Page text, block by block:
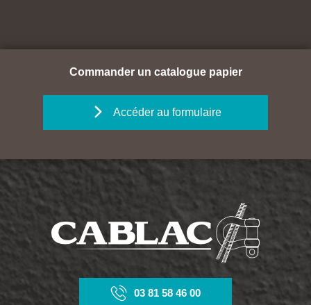
Commander un catalogue papier
Accéder au formulaire
03 81 58 46 00